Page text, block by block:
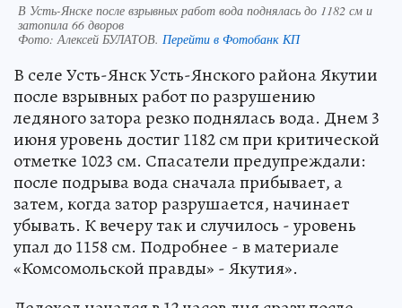
В Усть-Янске после взрывных работ вода поднялась до 1182 см и
затопила 66 дворов
Фото: Алексей БУЛАТОВ. Перейти в Фотобанк КП
В селе Усть-Янск Усть-Янского района Якутии
после взрывных работ по разрушению
ледяного затора резко поднялась вода. Днем 3
июня уровень достиг 1182 см при критической
отметке 1023 см. Спасатели предупреждали:
после подрыва вода сначала прибывает, а
затем, когда затор разрушается, начинает
убывать. К вечеру так и случилось - уровень
упал до 1158 см. Подробнее - в материале
«Комсомольской правды» - Якутия».